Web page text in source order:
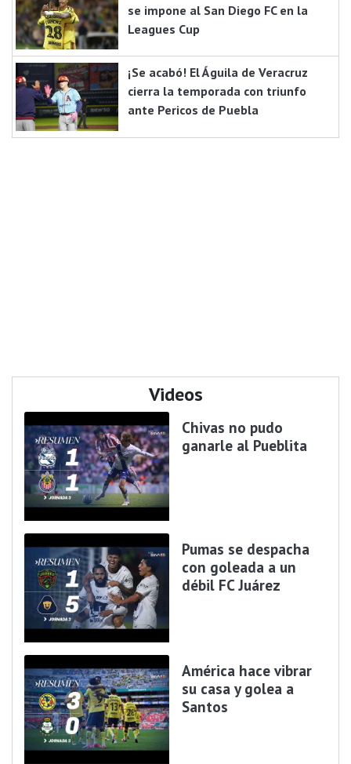
se impone al San Diego FC en la
Leagues Cup
¡Se acabó! El Águila de Veracruz
cierra la temporada con triunfo
ante Pericos de Puebla
Videos
Chivas no pudo
ganarle al Pueblita
Pumas se despacha
con goleada a un
débil FC Juárez
América hace vibrar
su casa y golea a
Santos